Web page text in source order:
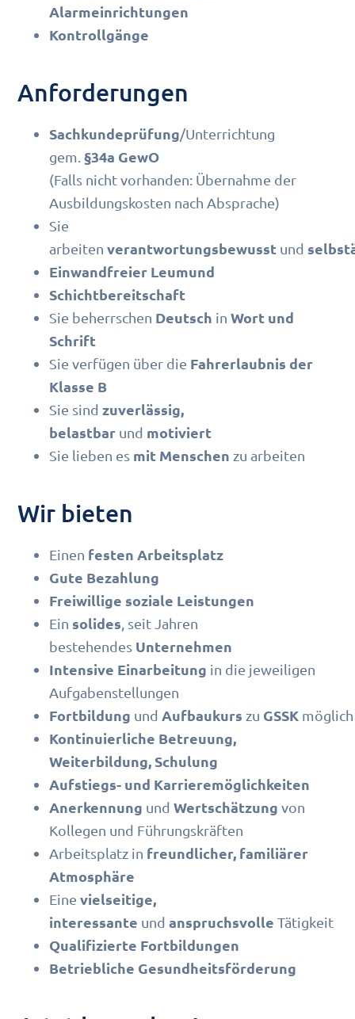
Alarmeinrichtungen
Kontrollgänge
Anforderungen
Sachkundeprüfung/Unterrichtung
gem.§34a GewO
(Falls nicht vorhanden: Übernahme der
Ausbildungskosten nach Absprache)
Sie
arbeitenverantwortungsbewusst und
Einwandfreier Leumund
Schichtbereitschaft
Sie beherrschen Deutsch inWort und
Schrift
Sie verfügen über die Fahrerlaubnis der
Klasse B
Sie sindzuverlässig,
belastbar und motiviert
Sie lieben es mit Menschen zu arbeiten
Wir bieten
Einen festen Arbeitsplatz
Gute Bezahlung
Freiwillige soziale Leistungen
Ein solides, seit Jahren
bestehendes Unternehmen
Intensive Einarbeitung in die jeweiligen
Aufgabenstellungen
Fortbildung undAufbaukurs zu GSSK möglich
Kontinuierliche Betreuung,
Weiterbildung, Schulung
Aufstiegs- und Karrieremöglichkeiten
Anerkennung undWertschätzungvon
Kollegen und Führungskräften
Arbeitsplatz in freundlicher, familiärer
Atmosphäre
Einevielseitige,
interessante undanspruchsvolleTätigkeit
Qualifizierte Fortbildungen
Betriebliche Gesundheitsförderung